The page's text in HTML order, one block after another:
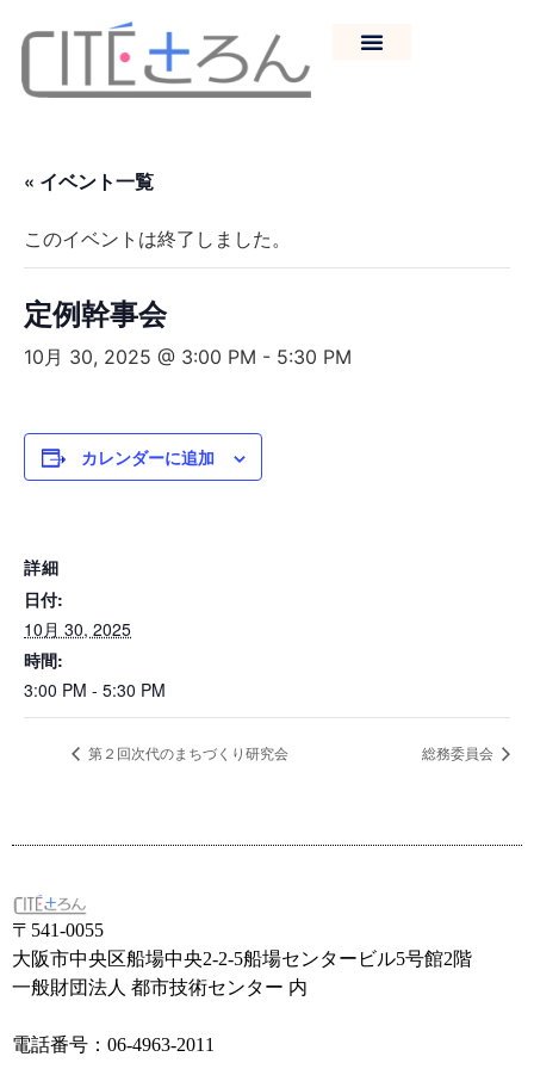
« イベント一覧
このイベントは終了しました。
定例幹事会
10月 30, 2025 @ 3:00 PM - 5:30 PM
カレンダーに追加
詳細
日付:
10月 30, 2025
時間:
3:00 PM - 5:30 PM
第２回次代のまちづくり研究会 総務委員会
〒541-0055
大阪市中央区船場中央2-2-5船場センタービル5号館2階
一般財団法人 都市技術センター 内
電話番号：06-4963-2011